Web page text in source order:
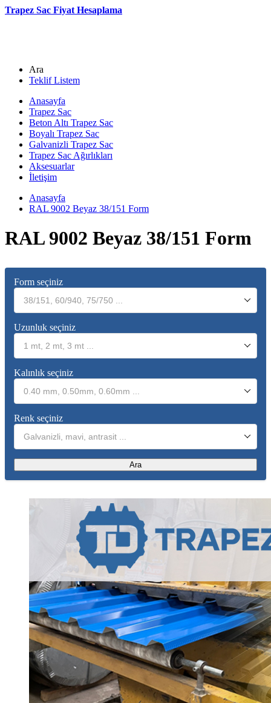
Trapez Sac Fiyat Hesaplama
Ara
Teklif Listem
Anasayfa
Trapez Sac
Beton Altı Trapez Sac
Boyalı Trapez Sac
Galvanizli Trapez Sac
Trapez Sac Ağırlıkları
Aksesuarlar
İletişim
Anasayfa
RAL 9002 Beyaz 38/151 Form
RAL 9002 Beyaz 38/151 Form
Form seçiniz
38/151, 60/940, 75/750 ...
Uzunluk seçiniz
1 mt, 2 mt, 3 mt ...
Kalınlık seçiniz
0.40 mm, 0.50mm, 0.60mm ...
Renk seçiniz
Galvanizli, mavi, antrasit ...
Ara